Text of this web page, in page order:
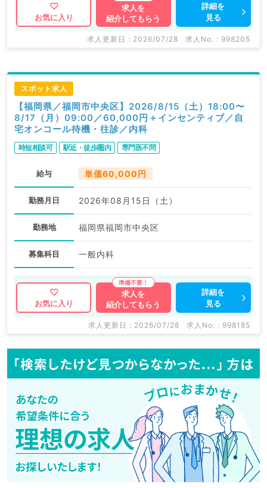
お気に入り
求人を
紹介してもらう
詳細を
見る
求人更新日 : 2026/07/28 求人No. : 998205
スポット求人
【福岡県／福岡市中央区】2026/8/15（土）18:00〜
8/17（月）09:00／60,000円＋インセンティブ／自
宅オンコール待機・往診／内科
時短相談可 駅近・徒歩圏内 専門医不問
給与 単価60,000円
勤務月日 2026年08月15日（土）
勤務地 福岡県福岡市中央区
募集科目 一般内科
お気に入り
求人を
紹介してもらう
詳細を
見る
求人更新日 : 2026/07/28 求人No. : 998185